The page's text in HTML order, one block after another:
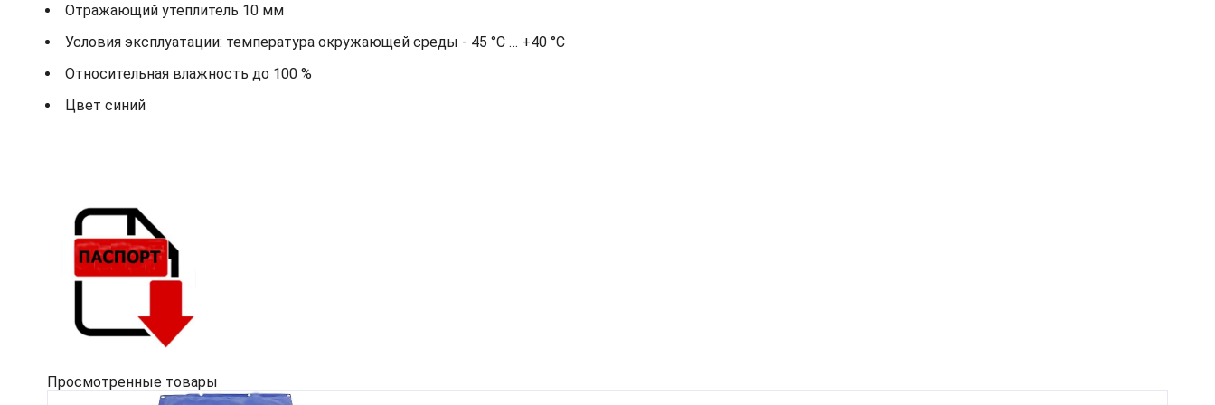
Отражающий утеплитель 10 мм
Условия эксплуатации: температура окружающей среды - 45 °С … +40 °С
Относительная влажность до 100 %
Цвет синий
Просмотренные товары